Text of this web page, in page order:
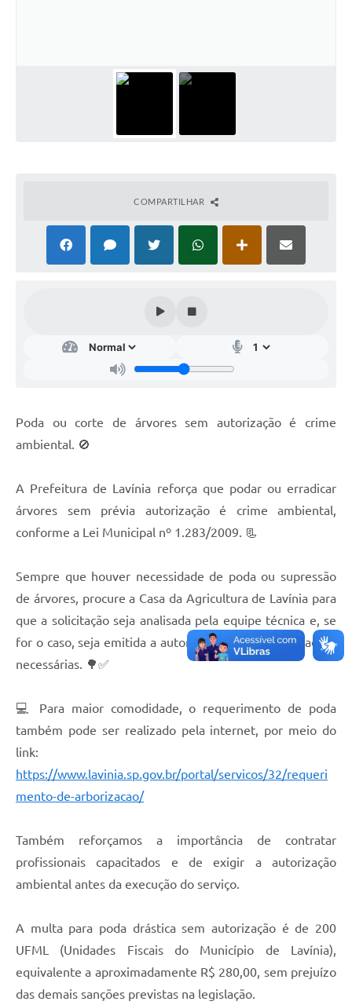
Audiência Pública
Planejamento
Meio Ambiente
Defesa Civil Municipal
Turismo
A Nossa Cidade
Links
Telefones Úteis
Serviços Online
LOGRADOUROS
COMPARTILHAR
Poda ou corte de árvores sem autorização é crime
ambiental. 🚫
A Prefeitura de Lavínia reforça que podar ou erradicar
árvores sem prévia autorização é crime ambiental,
conforme a Lei Municipal nº 1.283/2009. 📃
Sempre que houver necessidade de poda ou supressão
de árvores, procure a Casa da Agricultura de Lavínia para
que a solicitação seja analisada pela equipe técnica e, se
for o caso, seja emitida a autorização com as orientações
necessárias. 🌳✅
💻 Para maior comodidade, o requerimento de poda
também pode ser realizado pela internet, por meio do
link:
https://www.lavinia.sp.gov.br/portal/servicos/32/requeri
mento-de-arborizacao/
Também reforçamos a importância de contratar
profissionais capacitados e de exigir a autorização
ambiental antes da execução do serviço.
A multa para poda drástica sem autorização é de 200
UFML (Unidades Fiscais do Município de Lavínia),
equivalente a aproximadamente R$ 280,00, sem prejuízo
das demais sanções previstas na legislação.